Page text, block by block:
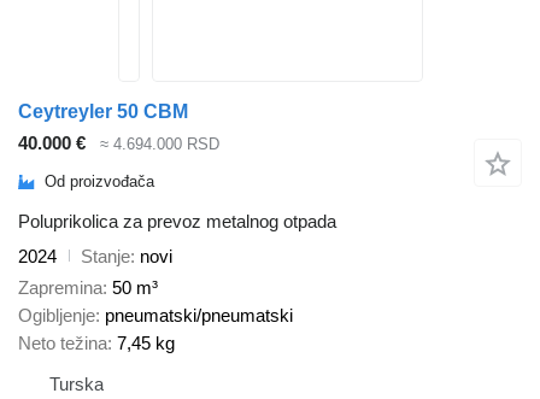
Ceytreyler 50 CBM
40.000 €
≈ 4.694.000 RSD
Od proizvođača
Poluprikolica za prevoz metalnog otpada
2024
Stanje novi
Zapremina 50 m³
Ogibljenje pneumatski/pneumatski
Neto težina 7,45 kg
Turska